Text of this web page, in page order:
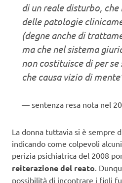
di un reale disturbo,
delle patologie
(degne anche di
ma che nel sistema
non costituisce di per
che causa vizio di
sentenza resa nota nel
La donna tuttavia si è sempre
indicando come colpevoli
perizia psichiatrica del 2008
reiterazione del reato .
possibilità di incontrare i figli